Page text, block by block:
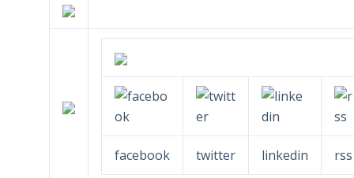
facebook twitter linkedin rss